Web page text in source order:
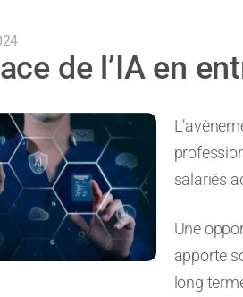
de l’IA en
salariés
Une
apporte
long